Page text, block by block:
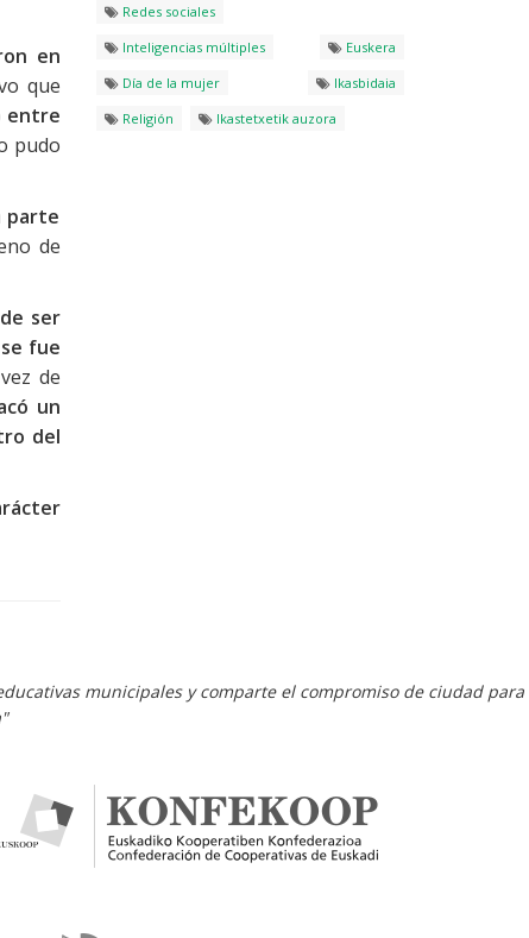
en
que
entre
pudo
parte
de
ser
fue
de
un
del
Redes sociales
Inteligencias múltiples
Euskera
Día de la mujer
Ikasbidaia
Religión
Ikastetxetik auzora
municipales y comparte el compromiso de ciudad para